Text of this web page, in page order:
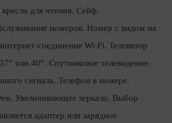
для чтения. Сейф.
номеров. Номер с видом на
соединение Wi-Fi. Телевизор
или 40”. Спутниковое телевидение.
сигнала. Телефон в номере.
Увеличивающее зеркало. Выбор
адаптер или зарядное